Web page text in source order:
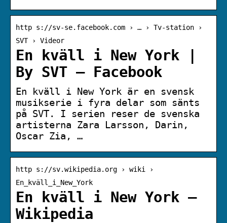
http s://sv-se.facebook.com › … › Tv-station ›
SVT › Videor
En kväll i New York |
By SVT – Facebook
En kväll i New York är en svensk
musikserie i fyra delar som sänts
på SVT. I serien reser de svenska
artisterna Zara Larsson, Darin,
Oscar Zia, …
http s://sv.wikipedia.org › wiki ›
En_kväll_i_New_York
En kväll i New York –
Wikipedia